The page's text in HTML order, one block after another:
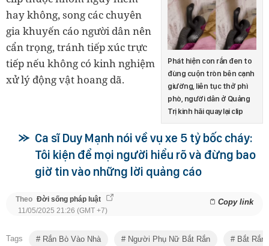
Phát hiện con rắn đen to
đùng cuộn tròn bên cạnh
giường, liên tục thở phì
phò, người dân ở Quảng
Trị kinh hãi quay lại clip
hay không, song các chuyên
gia khuyến cáo người dân nên
cẩn trọng, tránh tiếp xúc trực
tiếp nếu không có kinh nghiệm
xử lý động vật hoang dã.
Ca sĩ Duy Mạnh nói về vụ xe 5 tỷ bốc cháy:
Tôi kiện để mọi người hiểu rõ và đừng bao
giờ tin vào những lời quảng cáo
Theo Đời sống pháp luật Copy link
11/05/2025 21:26 (GMT +7)
Tags Rắn Bò Vào Nhà Người Phụ Nữ Bắt Rắn Bắt Rắn